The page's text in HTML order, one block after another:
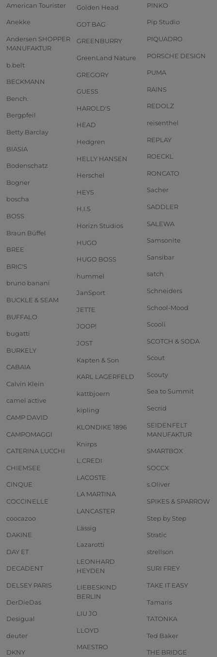
American Tourister
Anekke
Andersen SHOPPER
MANUFAKTUR
b.belt
BECKMANN
Bench.
Bergpfeil
Betty Barclay
BIASIA
Bodenschatz
Bogner
boscha
BOSS
Braun Büffel
BREE
BRIC'S
bruno banani
BUCKLE & SEAM
BUFFALO
bugatti
BURKELY
CABAIA
Calvin Klein
camel active
CAMP DAVID
CAMPOMAGGI
CATERINA LUCCHI
CHIEMSEE
CINQUE
COCCINELLE
coocazoo
DAKINE
DAY ET
DECADENT
DELSEY PARIS
DerDieDas
Desigual
deuter
DKNY
Golden Head
GOT BAG
GREENBURRY
GreenLand Nature
GREGORY
GUESS
HAROLD'S
HEAD
Hedgren
HELLY HANSEN
Herschel
HEYS
H.I.S
Horizn Studios
HUGO
HUGO BOSS
hummel
JanSport
JETTE
JOOP!
JOST
Kapten & Son
KARL LAGERFELD
kattbjoern
kipling
KLONDIKE 1896
Knirps
L.CREDI
LACOSTE
LA MARTINA
LANCASTER
Lässig
Lazarotti
LEONHARD
HEYDEN
LIEBESKIND
BERLIN
LIU JO
LLOYD
MAESTRO
PINKO
Pip Studio
PIQUADRO
PORSCHE DESIGN
PUMA
RAINS
REDOLZ
reisenthel
REPLAY
ROECKL
RONCATO
Sacher
SADDLER
SALEWA
Samsonite
Sansibar
satch
Schneiders
School-Mood
Scooli
SCOTCH & SODA
Scout
Scouty
Sea to Summit
Secrid
SEIDENFELT
MANUFAKTUR
SMARTBOX
SOCCX
s.Oliver
SPIKES & SPARROW
Step by Step
Stratic
strellson
SURI FREY
TAKE IT EASY
Tamaris
TATONKA
Ted Baker
THE BRIDGE